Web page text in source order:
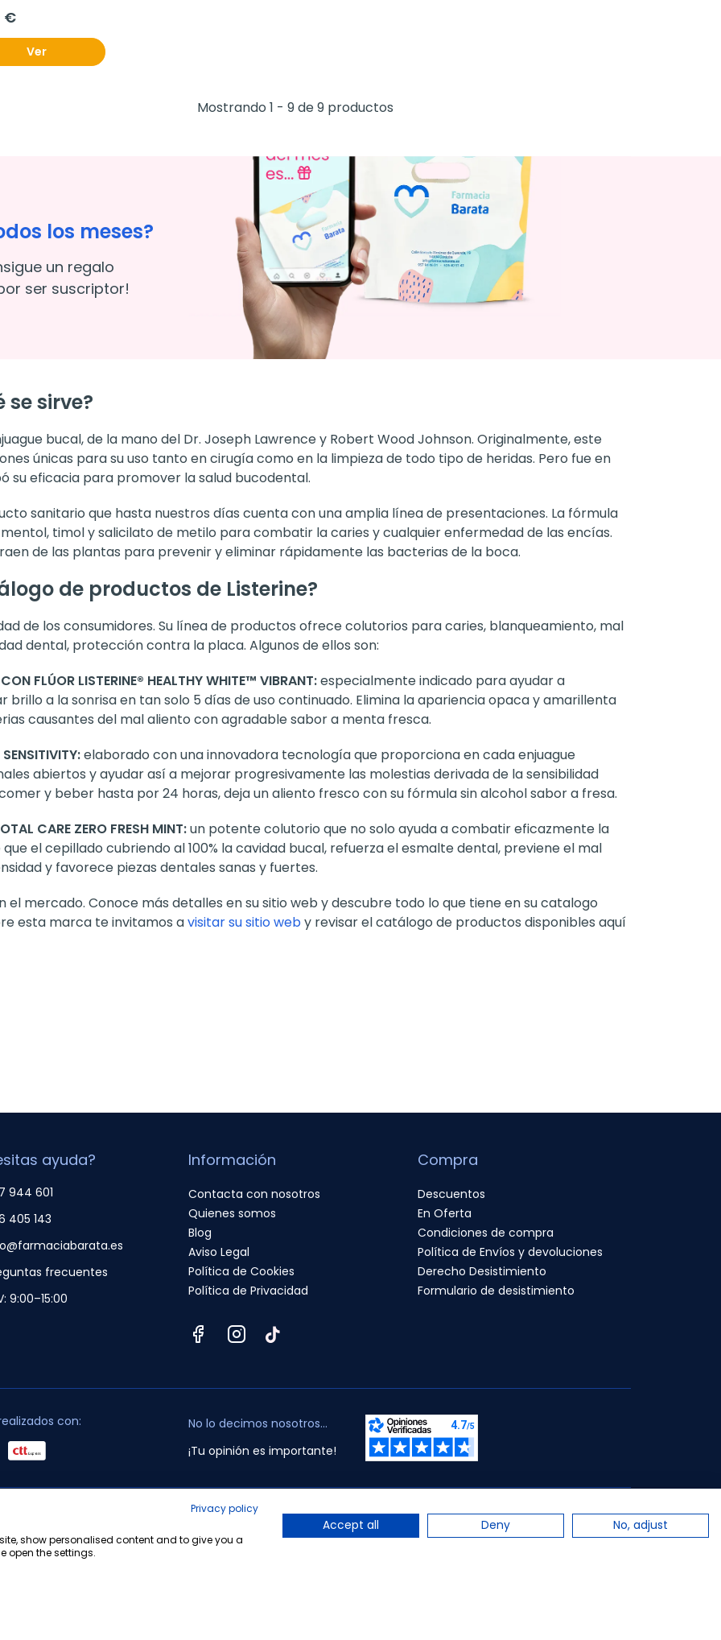
500 ml
€
Ver
Mostrando 1 - 9 de 9 productos
los meses?
un regalo
ser suscriptor!
se sirve?
bucal, de la mano del Dr. Joseph Lawrence y Robert Wood Johnson. Originalmente, este
únicas para su uso tanto en cirugía como en la limpieza de todo tipo de heridas. Pero fue en
su eficacia para promover la salud bucodental.
sanitario que hasta nuestros días cuenta con una amplia línea de presentaciones. La fórmula
timol y salicilato de metilo para combatir la caries y cualquier enfermedad de las encías.
de las plantas para prevenir y eliminar rápidamente las bacterias de la boca.
de productos de Listerine?
de los consumidores. Su línea de productos ofrece colutorios para caries, blanqueamiento, mal
dental, protección contra la placa. Algunos de ellos son:
FLÚOR LISTERINE® HEALTHY WHITE™ VIBRANT:especialmente indicado para ayudar a
a la sonrisa en tan solo 5 días de uso continuado. Elimina la apariencia opaca y amarillenta
causantes del mal aliento con agradable sabor a menta fresca.
elaborado con una innovadora tecnología que proporciona en cada enjuague
abiertos y ayudar así a mejorar progresivamente las molestias derivada de la sensibilidad
y beber hasta por 24 horas, deja un aliento fresco con su fórmula sin alcohol sabor a fresa.
CARE ZERO FRESH MINT:un potente colutorio que no solo ayuda a combatir eficazmente la
el cepillado cubriendo al 100% la cavidad bucal, refuerza el esmalte dental, previene el mal
y favorece piezas dentales sanas y fuertes.
el mercado. Conoce más detalles en su sitio web y descubre todo lo que tiene en su catalogo
esta marca te invitamos avisitar su sitio weby revisar el catálogo de productos disponibles aquí
ayuda?
944 601
405 143
frecuentes
9:00–15:00
Información
Contacta con nosotros
Quienes somos
Blog
Aviso Legal
Política de Cookies
Política de Privacidad
Compra
Descuentos
En Oferta
Condiciones de compra
Política de Envíos y devoluciones
Derecho Desistimiento
Formulario de desistimiento
con:
No lo decimos nosotros...
¡Tu opinión es importante!
© 2010-2026 Farmacia Barata S.L. Todos los derechos reservados.
Privacy policy
show personalised content and to give you a
open the settings.
Accept all Deny No, adjust